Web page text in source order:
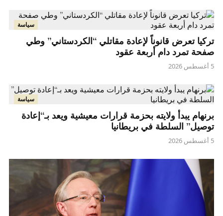
سياسة
تركيا تعرض قانوناً لإعادة مقاتلي “الكردستاني” وطي
صفحة تمرد دام أربعة عقود
5 أغسطس 2026
سياسة
برنهام يبدأ ولايته بحزمة قرارات معيشية ويعد بـ“إعادة
توصيل” السلطة في بريطانيا
5 أغسطس 2026